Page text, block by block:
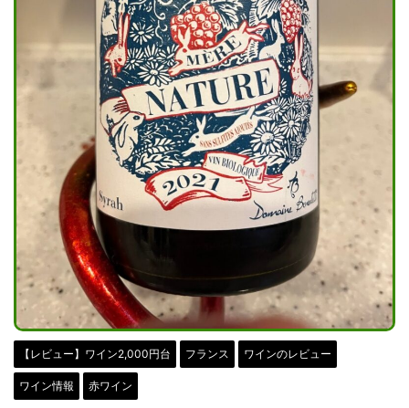
【レビュー】ワイン2,000円台 フランス ワインのレビュー
ワイン情報 赤ワイン